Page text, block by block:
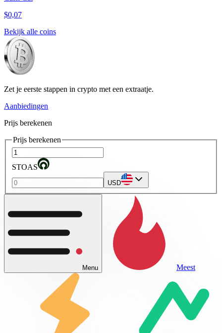
$0,07
Bekijk alle coins
Zet je eerste stappen in crypto met een extraatje.
Aanbiedingen
Prijs berekenen
Prijs berekenen
STOAS
USD
Menu Meest